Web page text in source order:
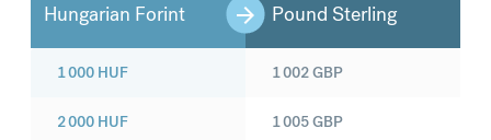
Hungarian Forint Pound Sterling
1 000 HUF
2 000 HUF
1 002GBP
1 005GBP